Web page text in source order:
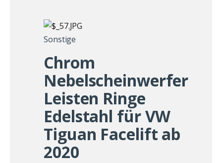
Sonstige
Chrom
Nebelscheinwerfer
Leisten Ringe
Edelstahl für VW
Tiguan Facelift ab
2020